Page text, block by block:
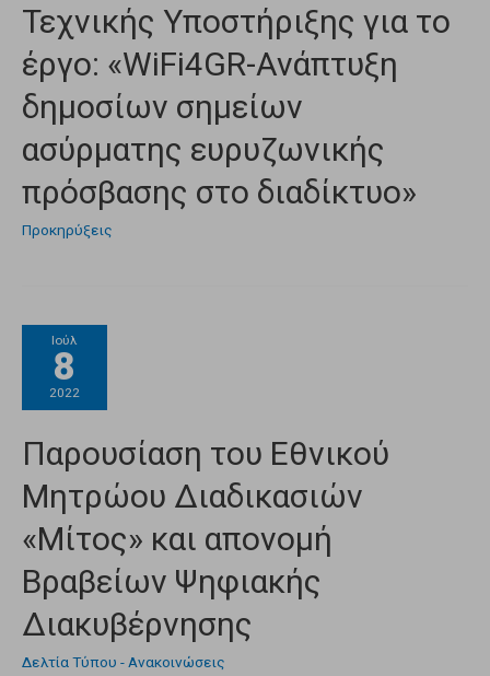
Τεχνικής Υποστήριξης για το
έργο: «WiFi4GR-Ανάπτυξη
δημοσίων σημείων
ασύρματης ευρυζωνικής
πρόσβασης στο διαδίκτυο»
Προκηρύξεις
Ιούλ
8
2022
Παρουσίαση του Εθνικού
Μητρώου Διαδικασιών
«Μίτος» και απονομή
Βραβείων Ψηφιακής
Διακυβέρνησης
Δελτία Τύπου - Ανακοινώσεις